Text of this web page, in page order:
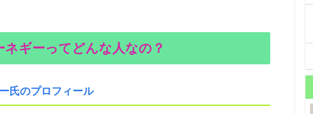
ギーってどんな人なの？
氏のプロフィール